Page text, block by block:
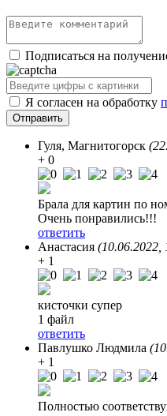
Подписаться на
Я согласен на обработку
Гуля, Магнитогорск
+ 0
Брала для картин по
Очень понравились!!!
ответить
Анастасия (10.06.2022,
+ 1
кисточки супер
1 файл
ответить
Павлушко Людмила
+ 1
Полностью